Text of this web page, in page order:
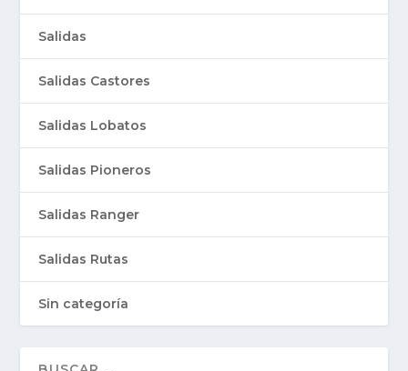
Salidas
Salidas Castores
Salidas Lobatos
Salidas Pioneros
Salidas Ranger
Salidas Rutas
Sin categoría